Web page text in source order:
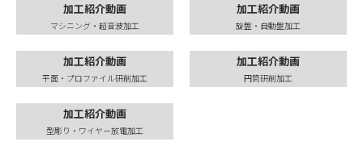
加工紹介動画
マシニング・超音波加工
加工紹介動画
旋盤・自動盤加工
加工紹介動画
平面・プロファイル研削加工
加工紹介動画
円筒研削加工
加工紹介動画
型彫り・ワイヤー放電加工